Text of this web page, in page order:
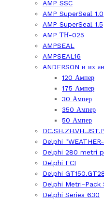
AMP SSC
AMP SuperSeal 1.0
AMP SuperSeal 1.5
AMP ТН-025
AMPSEAL
AMPSEAL16
ANDERSON и их
120 Ампер
175 Ампер
30 Ампер
350 Ампер
50 Ампер
Delphi
Delphi 280 metri
Delphi FCI
Delphi
Delphi Metri-Pack
Delphi Series 630